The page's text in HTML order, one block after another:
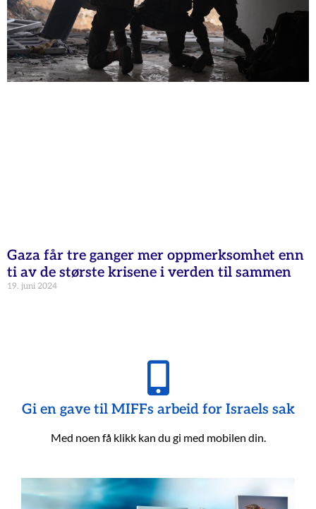
Gaza får tre ganger mer oppmerksomhet enn
ti av de største krisene i verden til sammen
19. juni 2024
Gi en gave til MIFFs arbeid for Israels sak
Med noen få klikk kan du gi med mobilen din.